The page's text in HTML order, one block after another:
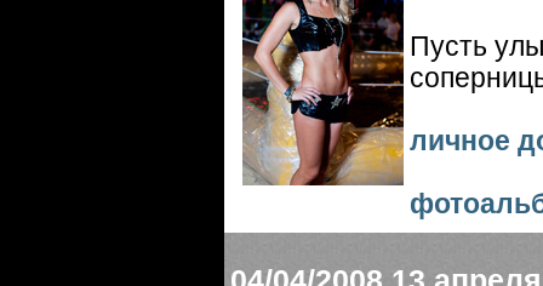
Пусть
личное